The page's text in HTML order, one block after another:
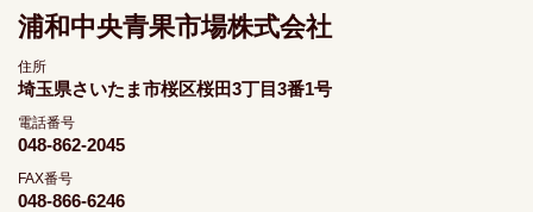
浦和中央青果市場株式会社
住所
埼玉県さいたま市桜区桜田3丁目3番1号
電話番号
048-862-2045
FAX番号
048-866-6246